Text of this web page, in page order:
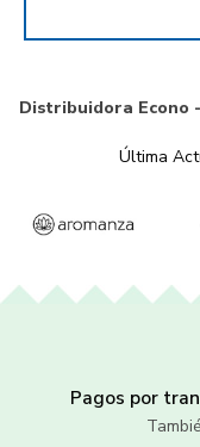
Distribuidora Econo
Última
Pagos por